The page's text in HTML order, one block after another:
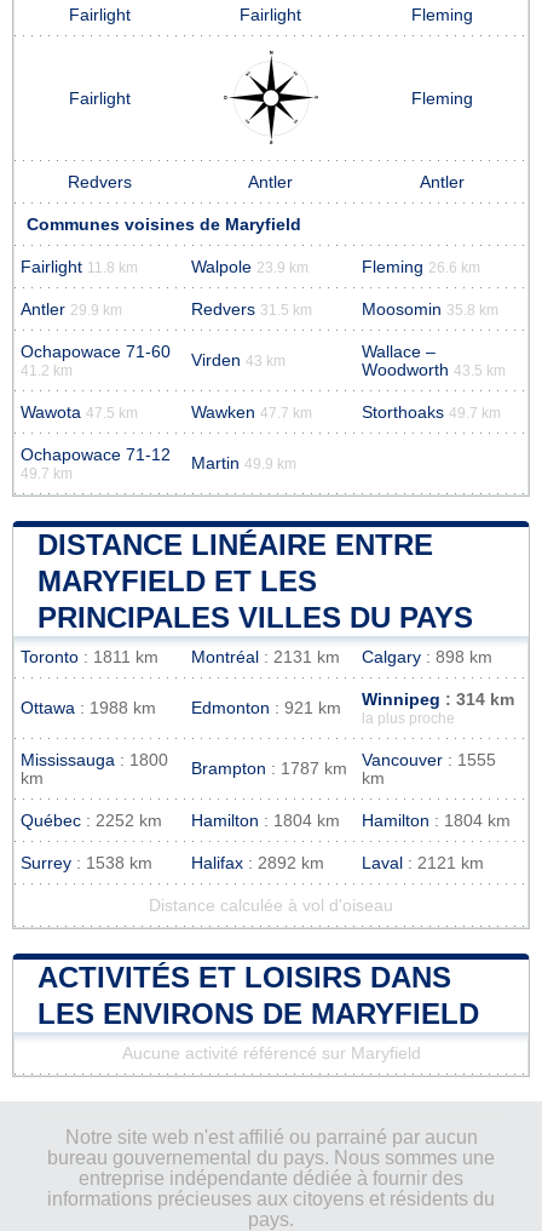
Fairlight Fairlight Fleming
Fairlight Fleming
Redvers Antler Antler
Communes voisines de Maryfield
Fairlight 11.8 km Walpole 23.9 km Fleming 26.6 km
Antler 29.9 km Redvers 31.5 km Moosomin 35.8 km
Ochapowace 71-60
41.2 km
Virden 43 km
Wallace –
Woodworth 43.5 km
Wawota 47.5 km Wawken 47.7 km Storthoaks 49.7 km
Ochapowace 71-12
49.7 km
Martin 49.9 km
DISTANCE LINÉAIRE ENTRE
MARYFIELD ET LES
PRINCIPALES VILLES DU PAYS
Toronto : 1811 km Montréal : 2131 km Calgary : 898 km
Ottawa : 1988 km Edmonton : 921 km Winnipeg : 314 km
la plus proche
Mississauga : 1800
km
Brampton : 1787 km Vancouver : 1555
km
Québec : 2252 km Hamilton : 1804 km Hamilton : 1804 km
Surrey : 1538 km Halifax : 2892 km Laval : 2121 km
Distance calculée à vol d'oiseau
ACTIVITÉS ET LOISIRS DANS
LES ENVIRONS DE MARYFIELD
Aucune activité référencé sur Maryfield
Notre site web n'est affilié ou parrainé par aucun
bureau gouvernemental du pays. Nous sommes une
entreprise indépendante dédiée à fournir des
informations précieuses aux citoyens et résidents du
pays.